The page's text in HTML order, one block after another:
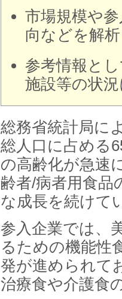
市場規模や
向などを解析
参考情報と
施設等の状
総務省統計局に
総人口に占める
の高齢化が急速
齢者/病者用食品
な成長を続けて
参入企業では、
るための機能性
発が進められて
治療食や介護食